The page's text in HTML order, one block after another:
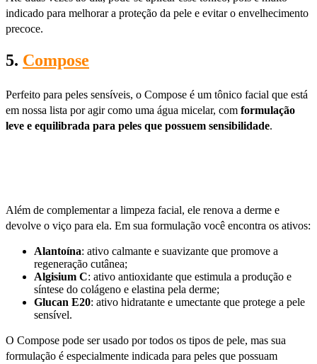
indicado para melhorar a proteção da pele e evitar o envelhecimento
precoce.
5. Compose
Perfeito para peles sensíveis, o Compose é um tônico facial que está
em nossa lista por agir como uma água micelar, com formulação
leve e equilibrada para peles que possuem sensibilidade.
Além de complementar a limpeza facial, ele renova a derme e
devolve o viço para ela. Em sua formulação você encontra os ativos:
Alantoína: ativo calmante e suavizante que promove a
regeneração cutânea;
Algisium C: ativo antioxidante que estimula a produção e
síntese do colágeno e elastina pela derme;
Glucan E20: ativo hidratante e umectante que protege a pele
sensível.
O Compose pode ser usado por todos os tipos de pele, mas sua
formulação é especialmente indicada para peles que possuam